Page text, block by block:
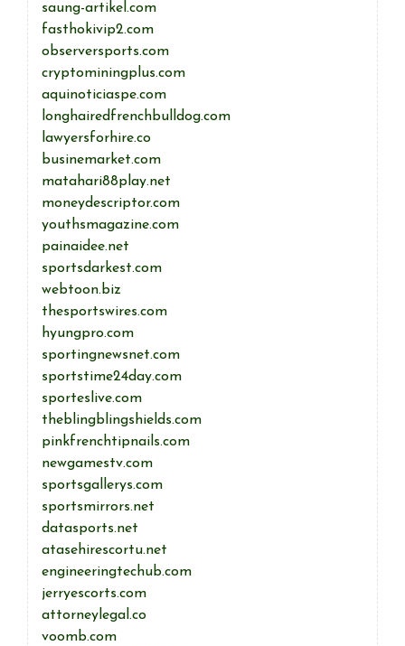
saung-artikel.com
fasthokivip2.com
observersports.com
cryptominingplus.com
aquinoticiaspe.com
longhairedfrenchbulldog.com
lawyersforhire.co
businemarket.com
matahari88play.net
moneydescriptor.com
youthsmagazine.com
painaidee.net
sportsdarkest.com
webtoon.biz
thesportswires.com
hyungpro.com
sportingnewsnet.com
sportstime24day.com
sporteslive.com
theblingblingshields.com
pinkfrenchtipnails.com
newgamestv.com
sportsgallerys.com
sportsmirrors.net
datasports.net
atasehirescortu.net
engineeringtechub.com
jerryescorts.com
attorneylegal.co
voomb.com